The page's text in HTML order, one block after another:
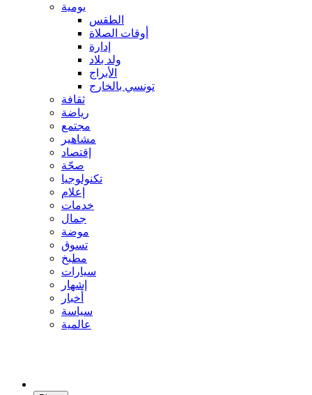
يومية
الطقس
أوقات الصلاة
إدارة
ولد بلاد
الأبراج
تونسي بالخارج
ثقافة
رياضة
مجتمع
مشاهير
إقتصاد
صحّة
تكنولوجيا
إعلام
خدمات
جمال
موضة
تسوق
مطبخ
سيارات
إشهار
أخبار
سياسة
عالمية